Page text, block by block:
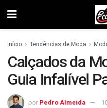
Início Tendências de Moda
Calçados da
Guia Infalível
por Pedro Almeida